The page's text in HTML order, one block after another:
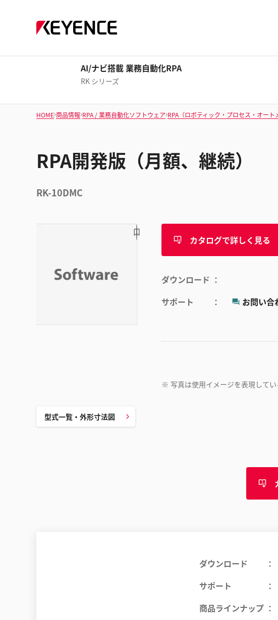
AI/ナビ搭載 業務自動化RPA
RK シリーズ
HOME 商品情報 RPA / 業務自動化ソフトウェア RPA（ロボティック・プロセス・オート
RPA開発版（月額、継続）
RK-10DMC
カタログで詳しく見る
ダウンロード
サポート
お問い合
※ 写真は使用イメージを表現して
型式一覧・外形寸法図
ダウンロード
サポート
商品ラインナップ